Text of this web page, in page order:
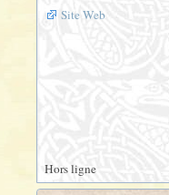
Site Web
Hors ligne